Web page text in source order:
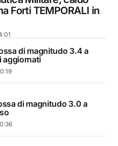
Forti TEMPORALI in
di magnitudo 3.4 a
aggiornati
di magnitudo 3.0 a